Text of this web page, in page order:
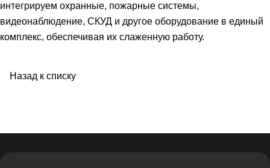
интегрируем охранные, пожарные системы,
видеонаблюдение, СКУД и другое оборудование в единый
комплекс, обеспечивая их слаженную работу.
Назад к списку